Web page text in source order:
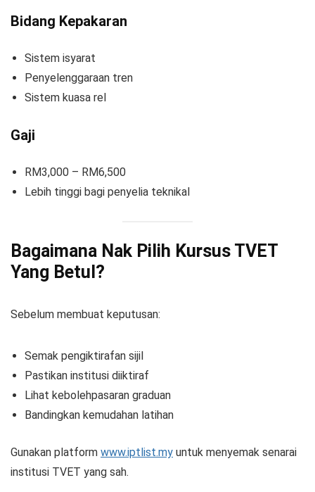
Bidang Kepakaran
Sistem isyarat
Penyelenggaraan tren
Sistem kuasa rel
Gaji
RM3,000 – RM6,500
Lebih tinggi bagi penyelia teknikal
Bagaimana Nak Pilih Kursus TVET
Yang Betul?
Sebelum membuat keputusan:
Semak pengiktirafan sijil
Pastikan institusi diiktiraf
Lihat kebolehpasaran graduan
Bandingkan kemudahan latihan
Gunakan platform www.iptlist.my untuk menyemak senarai
institusi TVET yang sah.